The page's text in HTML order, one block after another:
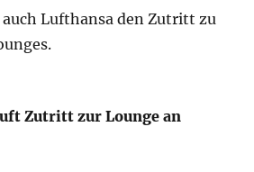
Lufthansa den Zutritt zu
Zutritt zur Lounge an